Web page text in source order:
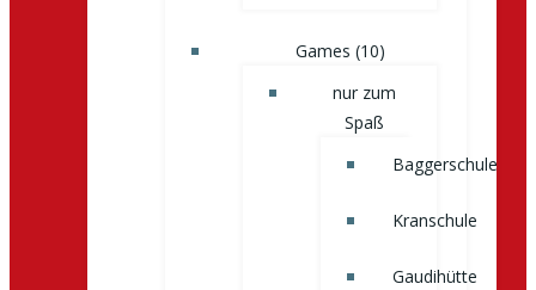
Games (10)
nur zum
Spaß
Baggerschule
Kranschule
Gaudihütte